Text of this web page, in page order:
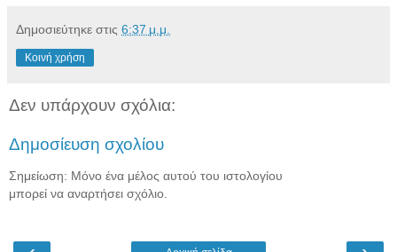
Δημοσιεύτηκε στις 6:37 μ.μ.
Κοινή χρήση
Δεν υπάρχουν σχόλια:
Δημοσίευση σχολίου
Σημείωση: Μόνο ένα μέλος αυτού του ιστολογίου
μπορεί να αναρτήσει σχόλιο.